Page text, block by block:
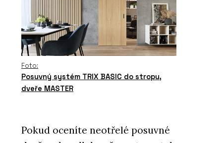
Foto:
Posuvný systém TRIX BASIC do stropu,
dveře MASTER
Pokud oceníte neotřelé posuvné